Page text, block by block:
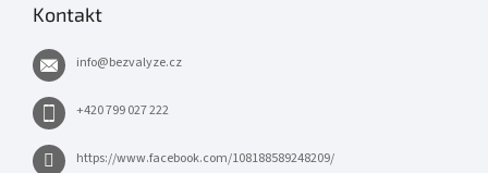
Kontakt
info@bezvalyze.cz
+420 799 027 222
https://www.facebook.com/108188589248209/